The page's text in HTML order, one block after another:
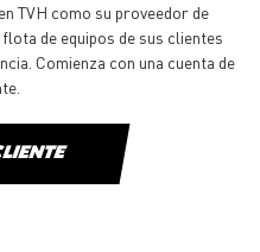
TVH como su proveedor de
de equipos de sus clientes
Comienza con una cuenta de